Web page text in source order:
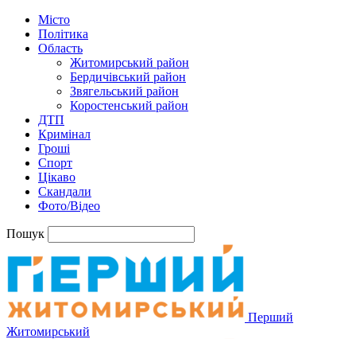
Місто
Політика
Область
Житомирський район
Бердичівський район
Звягельський район
Коростенський район
ДТП
Кримінал
Гроші
Спорт
Цікаво
Скандали
Фото/Відео
Пошук
Перший
Житомирський